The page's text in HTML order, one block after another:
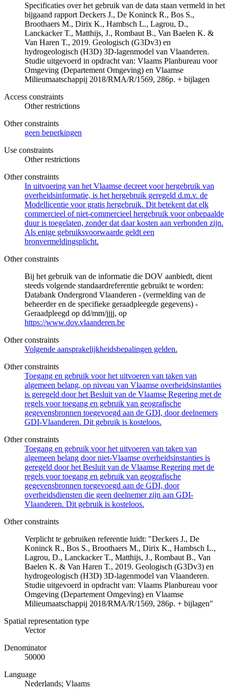
Specificaties over het gebruik van de data staan vermeld in het
bijgaand rapport Deckers J., De Koninck R., Bos S.,
Broothaers M., Dirix K., Hambsch L., Lagrou, D.,
Lanckacker T., Matthijs, J., Rombaut B., Van Baelen K. &
Van Haren T., 2019. Geologisch (G3Dv3) en
hydrogeologisch (H3D) 3D-lagenmodel van Vlaanderen.
Studie uitgevoerd in opdracht van: Vlaams Planbureau voor
Omgeving (Departement Omgeving) en Vlaamse
Milieumaatschappij 2018/RMA/R/1569, 286p. + bijlagen
Access constraints
Other restrictions
Other constraints
geen beperkingen
Use constraints
Other restrictions
Other constraints
In uitvoering van het Vlaamse decreet voor hergebruik van
overheidsinformatie, is het hergebruik geregeld d.m.v. de
Modellicentie voor gratis hergebruik. Dit betekent dat elk
commercieel of niet-commercieel hergebruik voor onbepaalde
duur is toegelaten, zonder dat daar kosten aan verbonden zijn.
Als enige gebruiksvoorwaarde geldt een
bronvermeldingsplicht.
Other constraints
Bij het gebruik van de informatie die DOV aanbiedt, dient
steeds volgende standaardreferentie gebruikt te worden:
Databank Ondergrond Vlaanderen - (vermelding van de
beheerder en de specifieke geraadpleegde gegevens) -
Geraadpleegd op dd/mm/jjjj, op
https://www.dov.vlaanderen.be
Other constraints
Volgende aansprakelijkheidsbepalingen gelden.
Other constraints
Toegang en gebruik voor het uitvoeren van taken van
algemeen belang, op niveau van Vlaamse overheidsinstanties
is geregeld door het Besluit van de Vlaamse Regering met de
regels voor toegang en gebruik van geografische
gegevensbronnen toegevoegd aan de GDI, door deelnemers
GDI-Vlaanderen. Dit gebruik is kosteloos.
Other constraints
Toegang en gebruik voor het uitvoeren van taken van
algemeen belang door niet-Vlaamse overheidsinstanties is
geregeld door het Besluit van de Vlaamse Regering met de
regels voor toegang en gebruik van geografische
gegevensbronnen toegevoegd aan de GDI, door
overheidsdiensten die geen deelnemer zijn aan GDI-
Vlaanderen. Dit gebruik is kosteloos.
Other constraints
Verplicht te gebruiken referentie luidt: "Deckers J., De
Koninck R., Bos S., Broothaers M., Dirix K., Hambsch L.,
Lagrou, D., Lanckacker T., Matthijs, J., Rombaut B., Van
Baelen K. & Van Haren T., 2019. Geologisch (G3Dv3) en
hydrogeologisch (H3D) 3D-lagenmodel van Vlaanderen.
Studie uitgevoerd in opdracht van: Vlaams Planbureau voor
Omgeving (Departement Omgeving) en Vlaamse
Milieumaatschappij 2018/RMA/R/1569, 286p. + bijlagen"
Spatial representation type
Vector
Denominator
50000
Language
Nederlands; Vlaams